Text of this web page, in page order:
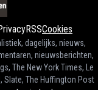
RSSCookies
dagelijks, nieuws,
nieuwsberichten,
The New York Times, Le
Slate, The Huffington Post